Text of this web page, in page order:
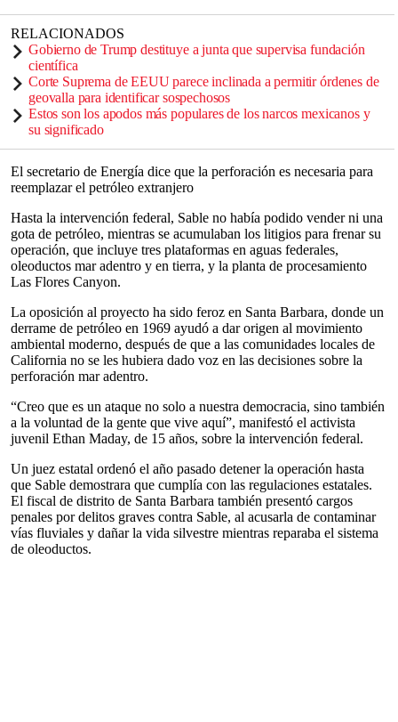
RELACIONADOS
Gobierno de Trump destituye a junta que supervisa fundación
científica
Corte Suprema de EEUU parece inclinada a permitir órdenes de
geovalla para identificar sospechosos
Estos son los apodos más populares de los narcos mexicanos y
su significado
El secretario de Energía dice que la perforación es necesaria para
reemplazar el petróleo extranjero
Hasta la intervención federal, Sable no había podido vender ni una
gota de petróleo, mientras se acumulaban los litigios para frenar su
operación, que incluye tres plataformas en aguas federales,
oleoductos mar adentro y en tierra, y la planta de procesamiento
Las Flores Canyon.
La oposición al proyecto ha sido feroz en Santa Barbara, donde un
derrame de petróleo en 1969 ayudó a dar origen al movimiento
ambiental moderno, después de que a las comunidades locales de
California no se les hubiera dado voz en las decisiones sobre la
perforación mar adentro.
“Creo que es un ataque no solo a nuestra democracia, sino también
a la voluntad de la gente que vive aquí”, manifestó el activista
juvenil Ethan Maday, de 15 años, sobre la intervención federal.
Un juez estatal ordenó el año pasado detener la operación hasta
que Sable demostrara que cumplía con las regulaciones estatales.
El fiscal de distrito de Santa Barbara también presentó cargos
penales por delitos graves contra Sable, al acusarla de contaminar
vías fluviales y dañar la vida silvestre mientras reparaba el sistema
de oleoductos.